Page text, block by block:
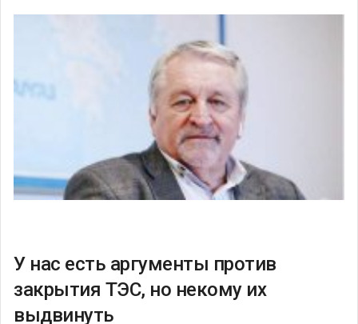
У нас есть аргументы против
закрытия ТЭС, но некому их
выдвинуть